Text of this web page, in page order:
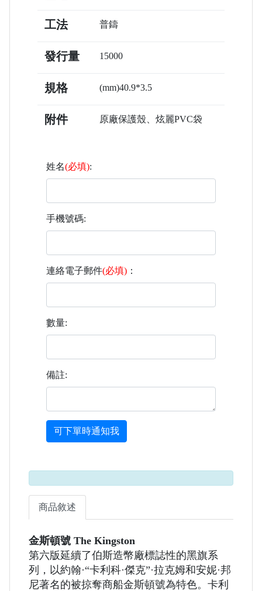
工法 普鑄
發行量 15000
規格 (mm)40.9*3.5
附件 原廠保護殼、炫麗PVC袋
姓名(必填):
手機號碼:
連絡電子郵件(必填) ：
數量:
備註:
可下單時通知我
商品敘述
金斯頓號 The Kingston
第六版延續了伯斯造幣廠標誌性的黑旗系
列，以約翰·“卡利科·傑克”·拉克姆和安妮·邦
尼著名的被掠奪商船金斯頓號為特色。卡利